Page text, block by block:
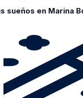
sueños en Marina